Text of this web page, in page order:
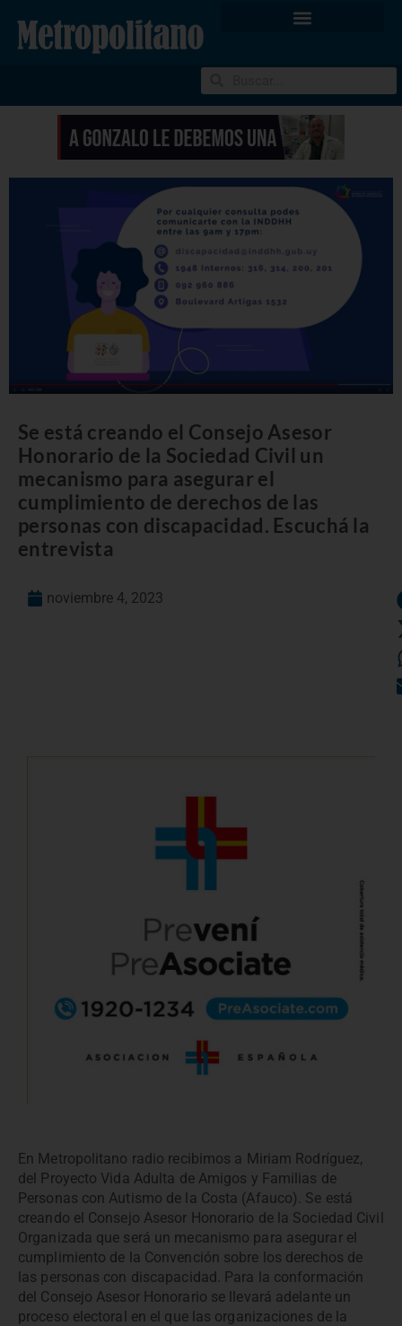
Se está creando el Consejo Asesor
Honorario de la Sociedad Civil un
mecanismo para asegurar el
cumplimiento de derechos de las
personas con discapacidad. Escuchá la
entrevista
noviembre 4, 2023
En Metropolitano radio recibimos a Miriam Rodríguez,
del Proyecto Vida Adulta de Amigos y Familias de
Personas con Autismo de la Costa (Afauco). Se está
creando el Consejo Asesor Honorario de la Sociedad Civil
Organizada que será un mecanismo para asegurar el
cumplimiento de la Convención sobre los derechos de
las personas con discapacidad. Para la conformación
del Consejo Asesor Honorario se llevará adelante un
proceso electoral en el que las organizaciones de la